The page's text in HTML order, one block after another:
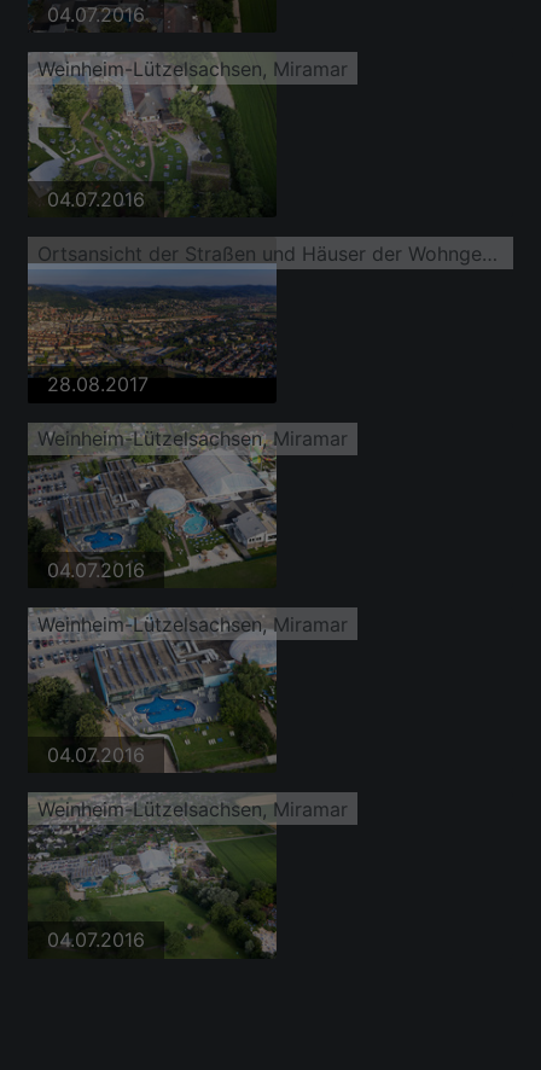
04.07.2016
Weinheim-Lützelsachsen, Miramar
04.07.2016
Ortsansicht der Straßen und Häuser der Wohngebiete
28.08.2017
Weinheim-Lützelsachsen, Miramar
04.07.2016
Weinheim-Lützelsachsen, Miramar
04.07.2016
Weinheim-Lützelsachsen, Miramar
04.07.2016